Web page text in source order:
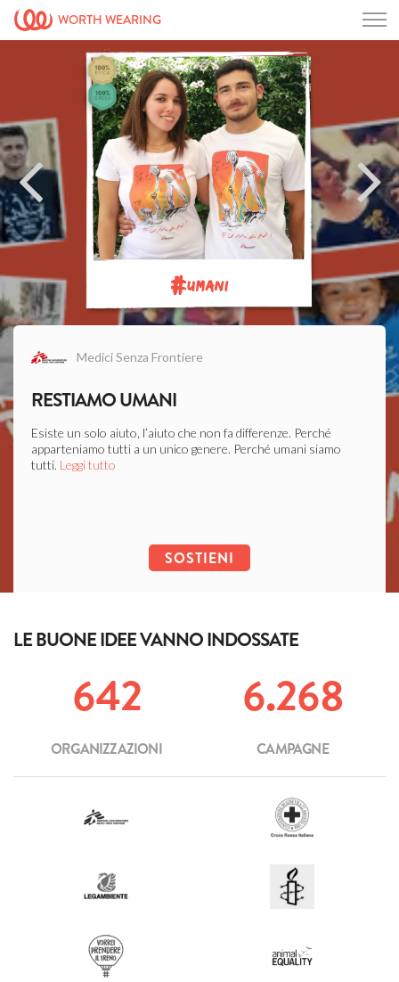
WORTH WEARING
#UMANI
Medici Senza Frontiere
RESTIAMO UMANI
Esiste un solo aiuto, l’aiuto che non fa differenze. Perché
apparteniamo tutti a un unico genere. Perché umani siamo
tutti. Leggi tutto
SOSTIENI
LE BUONE IDEE VANNO INDOSSATE
642
ORGANIZZAZIONI
6.268
CAMPAGNE